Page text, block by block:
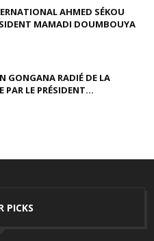
AHMED SÉKOU
MAMADI DOUMBOUYA
GONGANA RADIÉ DE LA
PAR LE PRÉSIDENT...
PICKS